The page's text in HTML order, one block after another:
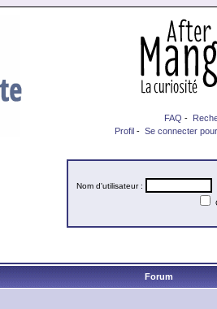
FAQ -
Profil - Se connecter
Nom d'utilisateur :
Forum